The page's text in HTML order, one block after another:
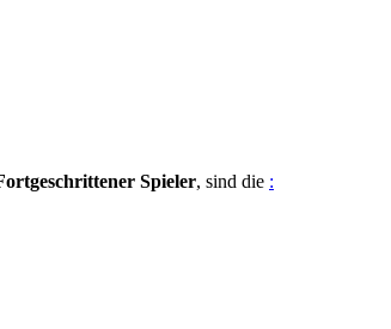
Spieler, sind die :